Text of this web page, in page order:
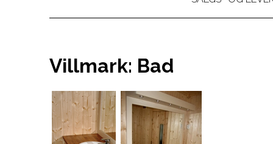
Villmark: Bad